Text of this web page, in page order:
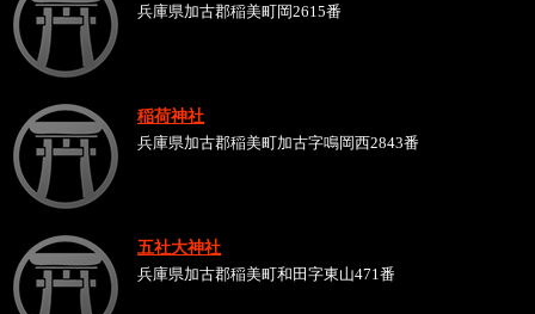
兵庫県加古郡稲美町岡2615番
稲荷神社
兵庫県加古郡稲美町加古字鳴岡西2843番
五社大神社
兵庫県加古郡稲美町和田字東山471番